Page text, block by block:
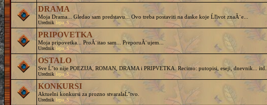
DRAMA
Moja Drama... Gledao sam predstavu... Ovo treba postaviti na daske koje Ĺľivot znaĂ¨e...
Urednik lepa_S
PRIPOVETKA
Moja pripovetka... ProĂ¨itao sam... PreporuĂ¨ujem...
Urednik lepa_S
OSTALO
Sve Ĺˇto nije POEZIJA, ROMAN, DRAMA i PRIPVETKA. Recimo: putopisi, eseji, dnevnik... itd...
Urednik lepa_S
KONKURSI
Aktuelni konkursi za prozno stvaralaĹˇtvo.
Urednik lepa_S